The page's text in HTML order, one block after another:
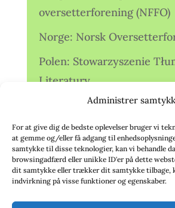
Administrer
For at give dig de bedste oplevelser bruger vi
at gemme og/eller få adgang til
samtykke til disse teknologier, kan vi behandle
browsingadfærd eller unikke ID'er på dette
dit samtykke eller trækker dit samtykke tilbage,
indvirkning på visse funktioner og egenskaber.
oversetterforening (NFFO)
Norge: Norsk
Polen: Stowarzyszenie
Literatury
Storbritannien: Translators
Association (TA)
Sverige:
Sverige: